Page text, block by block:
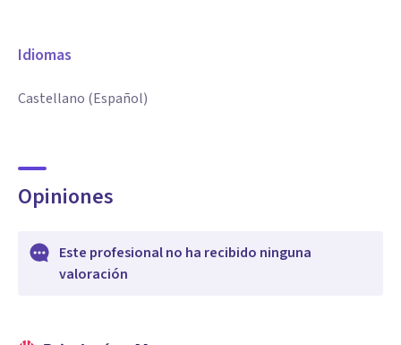
Idiomas
Castellano (Español)
Opiniones
Este profesional no ha recibido ninguna
valoración